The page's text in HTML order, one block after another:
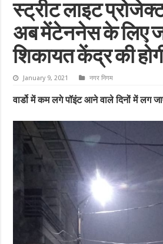
स्ट्रीट लाइट
अब मेंटेननेस के लिए
शिकायत केंद्र की
January 9, 2021 नगर निगम
वार्डो में कम लगे पॉइंट आने वाले दिनों में लग